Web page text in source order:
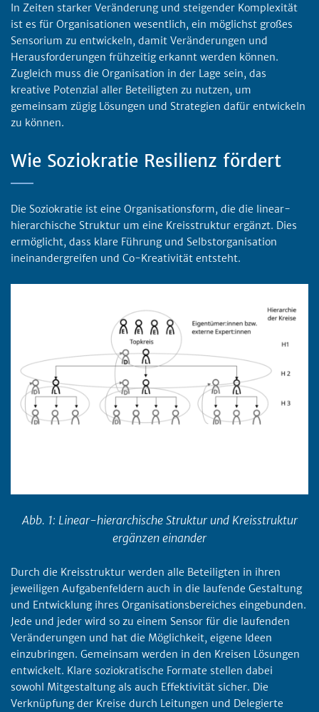
In Zeiten starker Veränderung und steigender Komplexität
ist es für Organisationen wesentlich, ein möglichst großes
Sensorium zu entwickeln, damit Veränderungen und
Herausforderungen frühzeitig erkannt werden können.
Zugleich muss die Organisation in der Lage sein, das
kreative Potenzial aller Beteiligten zu nutzen, um
gemeinsam zügig Lösungen und Strategien dafür entwickeln
zu können.
Wie Soziokratie Resilienz fördert
Die Soziokratie ist eine Organisationsform, die die linear-
hierarchische Struktur um eine Kreisstruktur ergänzt. Dies
ermöglicht, dass klare Führung und Selbstorganisation
ineinandergreifen und Co-Kreativität entsteht.
Abb. 1: Linear-hierarchische Struktur und Kreisstruktur
ergänzen einander
Durch die Kreisstruktur werden alle Beteiligten in ihren
jeweiligen Aufgabenfeldern auch in die laufende Gestaltung
und Entwicklung ihres Organisationsbereiches eingebunden.
Jede und jeder wird so zu einem Sensor für die laufenden
Veränderungen und hat die Möglichkeit, eigene Ideen
einzubringen. Gemeinsam werden in den Kreisen Lösungen
entwickelt. Klare soziokratische Formate stellen dabei
sowohl Mitgestaltung als auch Effektivität sicher. Die
Verknüpfung der Kreise durch Leitungen und Delegierte